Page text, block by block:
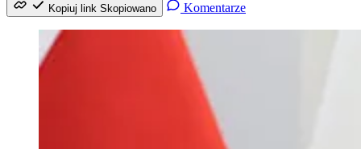
Kopiuj link Skopiowano Komentarze